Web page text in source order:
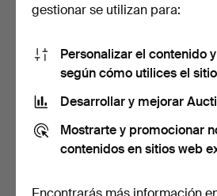
SILLAS, 5 uds., abedul
teñido oscuro, marq…
Subastado 19 jul 2026
53 USD 325
gestionar se utilizan para:
Personalizar el contenido
según cómo utilices el
Desarrollar y mejorar
Mostrarte y promocionar
contenidos en sitios web